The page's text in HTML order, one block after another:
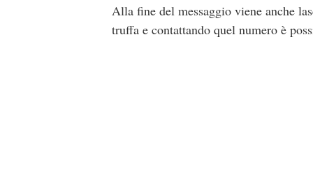
Alla fine del messaggio viene anche
truffa e contattando quel numero è